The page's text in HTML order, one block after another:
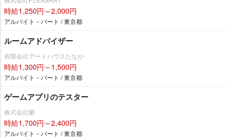
時給1,250円～2,000円
アルバイト・パート / 東京都
ルームアドバイザー
有限会社アートハウスたなか
時給1,300円～1,500円
アルバイト・パート / 東京都
ゲームアプリのテスター
株式会社樂
時給1,700円～2,400円
アルバイト・パート / 東京都